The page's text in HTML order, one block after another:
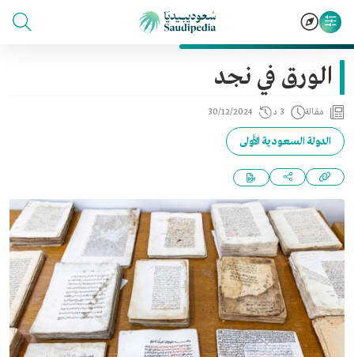
الورق في نجد
مقالة 3 د 30/12/2024
الدولة السعودية الأولى